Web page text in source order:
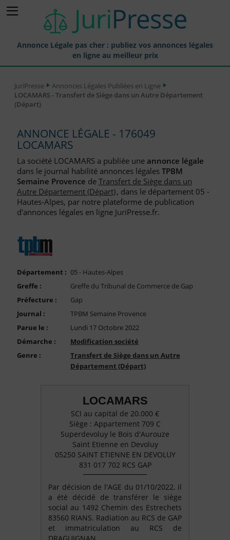
Annonce Légale pas cher : publiez vos annonces légales
en ligne au meilleur prix
Annonces Légales Publiées
Journaux Habilités (JAL) Annonces Légales
Liste des Greffes
Liste des CCI
Le Blog pour les Entreprises
Nous Contacter
Compte PRO
JuriPresse
Annonces Légales Publiées en Ligne
LOCAMARS - Transfert de Siège dans un Autre Département
(Départ)
ANNONCE LÉGALE - 176049
LOCAMARS
La société LOCAMARS a publiée une annonce légale
dans le journal habilité annonces légalesTPBM
Semaine Provence deTransfert de Siège dans un
Autre Département (Départ), dans le département 05 -
Hautes-Alpes, par notre plateforme de publication
d'annonces légales en ligne JuriPresse.fr.
Département : 05 - Hautes-Alpes
Greffe :
Greffe du Tribunal de Commerce de Gap
Préfecture :
Gap
Journal :
TPBM Semaine Provence
Parue le :
Lundi 17 Octobre 2022
Démarche :
Modification société
Genre :
Transfert de Siège dans un Autre
Département (Départ)
LOCAMARS
SCI au capital de 20.000 €
Siège : Appartement 709 C
Superdevoluy le Bois d'Aurouze
Saint Etienne en Devoluy
05250 SAINT ETIENNE EN DEVOLUY
831 017 702 RCS GAP
Par décision de l'AGE du 01/10/2022, il
a été décidé de transférer le siège
social au 1492 Chemin des Estrechets
83560 RIANS. Radiation au RCS de GAP
et immatriculation au RCS de